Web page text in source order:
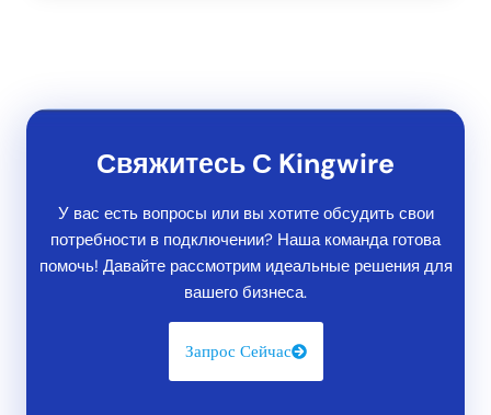
Свяжитесь С Kingwire
У вас есть вопросы или вы хотите обсудить свои
потребности в подключении? Наша команда готова
помочь! Давайте рассмотрим идеальные решения для
вашего бизнеса.
Запрос Сейчас